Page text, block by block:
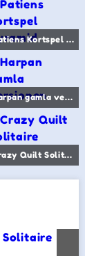
Patiens Kortspel Pyramid
Harpan gamla versionen
Crazy Quilt Solitaire